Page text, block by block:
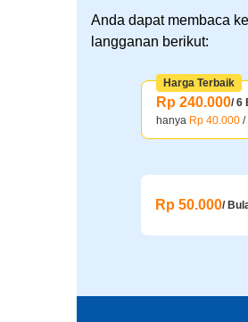
Anda dapat membaca
langganan berikut:
Rp 240.000/ 6
hanya Rp 40.000 /
Harga Terbaik
Rp 50.000/